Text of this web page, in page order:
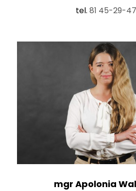
tel. 81 45-29-
mgr Apolonia